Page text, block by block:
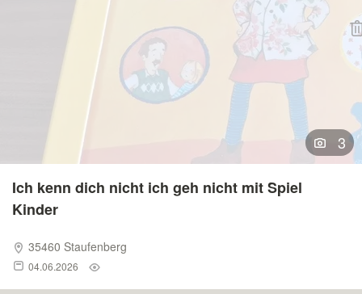
Anzeige aufgeben
3
Ich kenn dich nicht ich geh nicht mit Spiel
Kinder
35460 Staufenberg
04.06.2026